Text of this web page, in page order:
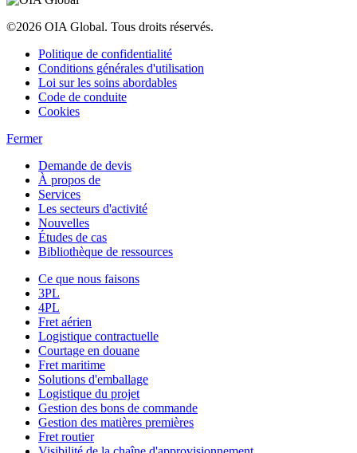
©2026 OIA Global. Tous droits réservés.
Politique de confidentialité
Conditions générales d'utilisation
Loi sur les soins abordables
Code de conduite
Cookies
Fermer
Demande de devis
À propos de
Services
Les secteurs d'activité
Nouvelles
Études de cas
Bibliothèque de ressources
Ce que nous faisons
3PL
4PL
Fret aérien
Logistique contractuelle
Courtage en douane
Fret maritime
Solutions d'emballage
Logistique du projet
Gestion des bons de commande
Gestion des matières premières
Fret routier